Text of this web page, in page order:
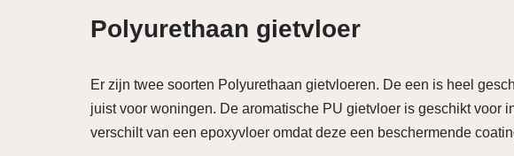
Polyurethaan gietvloer
Er zijn twee soorten Polyurethaan gietvloeren. De een is heel
juist voor woningen. De aromatische PU gietvloer is geschikt voor
verschilt van een epoxyvloer omdat deze een beschermende